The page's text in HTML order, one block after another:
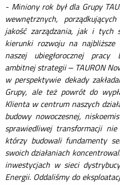
- Miniony rok był dla Grupy
wewnętrznych,
jakość zarządzania, jak i tych
kierunki rozwoju na najbliższe
naszej ubiegłorocznej pracy
ambitnej strategii – TAURON
w perspektywie dekady
Grupy, ale też powrót do
Klienta w centrum naszych
budowy nowoczesnej,
sprawiedliwej transformacji
którzy budowali fundamenty
swoich działaniach
inwestycjach w sieci
Energii. Oddaliśmy do